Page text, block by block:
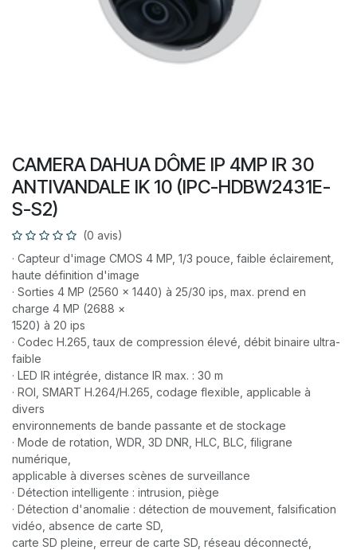
CAMERA DAHUA DÔME IP 4MP IR 30
ANTIVANDALE IK 10 (IPC-HDBW2431E-
S-S2)
(0 avis)
· Capteur d'image CMOS 4 MP, 1/3 pouce, faible éclairement,
haute définition d'image
· Sorties 4 MP (2560 × 1440) à 25/30 ips, max. prend en
charge 4 MP (2688 ×
1520) à 20 ips
· Codec H.265, taux de compression élevé, débit binaire ultra-
faible
· LED IR intégrée, distance IR max. : 30 m
· ROI, SMART H.264/H.265, codage flexible, applicable à
divers
environnements de bande passante et de stockage
· Mode de rotation, WDR, 3D DNR, HLC, BLC, filigrane
numérique,
applicable à diverses scènes de surveillance
· Détection intelligente : intrusion, piège
· Détection d'anomalie : détection de mouvement, falsification
vidéo, absence de carte SD,
carte SD pleine, erreur de carte SD, réseau déconnecté,